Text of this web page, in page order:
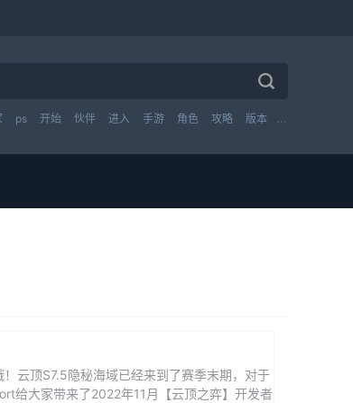
ps 开始 伙伴 进入 手游 角色 攻略 版本 技能
云顶S7.5隐秘海域已经来到了赛季末期，对于
给大家带来了2022年11月【云顶之弈】开发者